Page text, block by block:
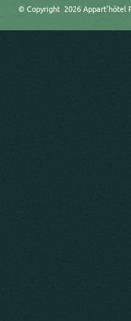
© Copyright 2026 Appart'hôtel